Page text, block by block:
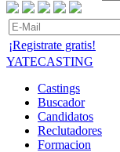
¡Registrate gratis!
YATECASTING
Castings
Buscador
Candidatos
Reclutadores
Formacion